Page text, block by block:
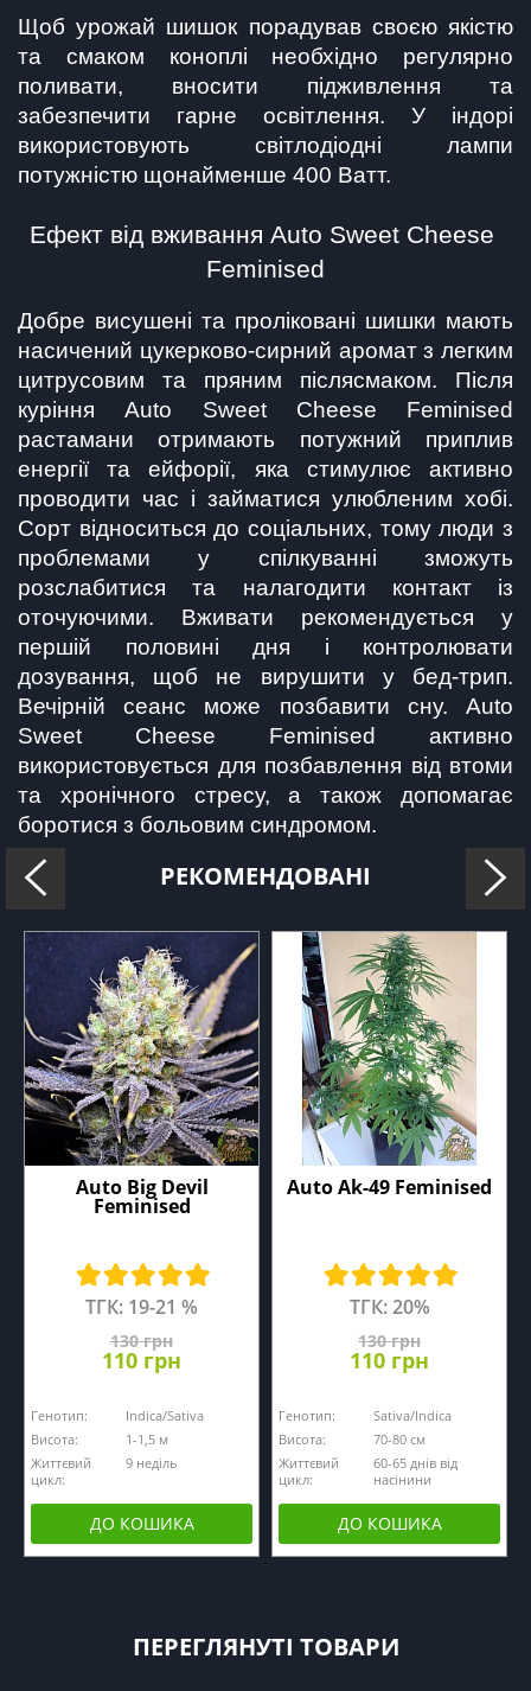
Щоб урожай шишок порадував своєю якістю
та смаком коноплі необхідно регулярно
поливати, вносити підживлення та
забезпечити гарне освітлення. У індорі
використовують світлодіодні лампи
потужністю щонайменше 400 Ватт.
Ефект від вживання Auto Sweet Cheese
Feminised
Добре висушені та проліковані шишки мають
насичений цукерково-сирний аромат з легким
цитрусовим та пряним післясмаком. Після
куріння Auto Sweet Cheese Feminised
растамани отримають потужний приплив
енергії та ейфорії, яка стимулює активно
проводити час і займатися улюбленим хобі.
Сорт відноситься до соціальних, тому люди з
проблемами у спілкуванні зможуть
розслабитися та налагодити контакт із
оточуючими. Вживати рекомендується у
першій половині дня і контролювати
дозування, щоб не вирушити у бед-трип.
Вечірній сеанс може позбавити сну. Auto
Sweet Cheese Feminised активно
використовується для позбавлення від втоми
та хронічного стресу, а також допомагає
боротися з больовим синдромом.
РЕКОМЕНДОВАНІ
Auto Big Devil
Feminised
ТГК: 19-21 %
130 грн
110 грн
Генотип:
Indica/Sativa
Висота:
1-1,5 м
Життєвий
цикл:
9 неділь
ДО КОШИКА
Auto Ak-49 Feminised
ТГК: 20%
130 грн
110 грн
Генотип:
Sativa/Indica
Висота:
70-80 см
Життєвий
цикл:
60-65 днів від
насінини
ДО КОШИКА
ПЕРЕГЛЯНУТІ ТОВАРИ